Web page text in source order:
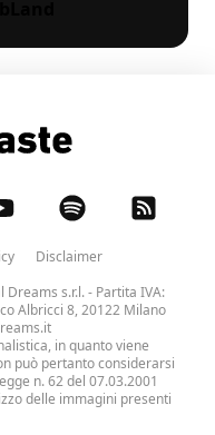
Disclaimer
Dreams s.r.l.- Partita IVA:
Albricci 8, 20122 Milano
in quanto viene
può pertanto considerarsi
n. 62 del 07.03.2001
delle immagini presenti